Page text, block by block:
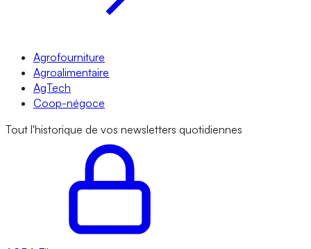
Agrofourniture
Agroalimentaire
AgTech
Coop-négoce
Tout l'historique de vos newsletters quotidiennes